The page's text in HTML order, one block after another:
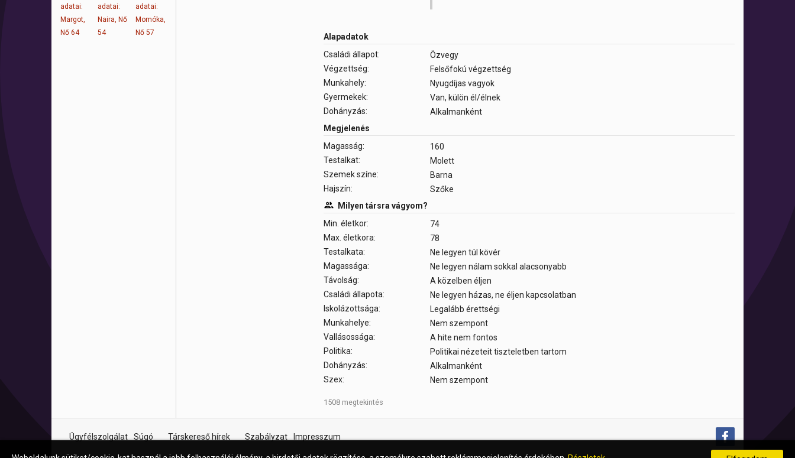
Alapadatok
Családi állapot:
Özvegy
Végzettség:
Felsőfokú végzettség
Munkahely:
Nyugdíjas vagyok
Gyermekek:
Van, külön él/élnek
Dohányzás:
Alkalmanként
Megjelenés
Magasság:
160
Testalkat:
Molett
Szemek színe:
Barna
Hajszín:
Szőke
Milyen társra vágyom?
Min. életkor:
74
Max. életkora:
78
Testalkata:
Ne legyen túl kövér
Magassága:
Ne legyen nálam sokkal alacsonyabb
Távolság:
A közelben éljen
Családi állapota:
Ne legyen házas, ne éljen kapcsolatban
Iskolázottsága:
Legalább érettségi
Munkahelye:
Nem szempont
Vallásossága:
A hite nem fontos
Politika:
Politikai nézeteit tiszteletben tartom
Dohányzás:
Alkalmanként
Szex:
Nem szempont
1508 megtekintés
Ügyfélszolgálat Súgó Társkereső hírek Szabályzat Impresszum